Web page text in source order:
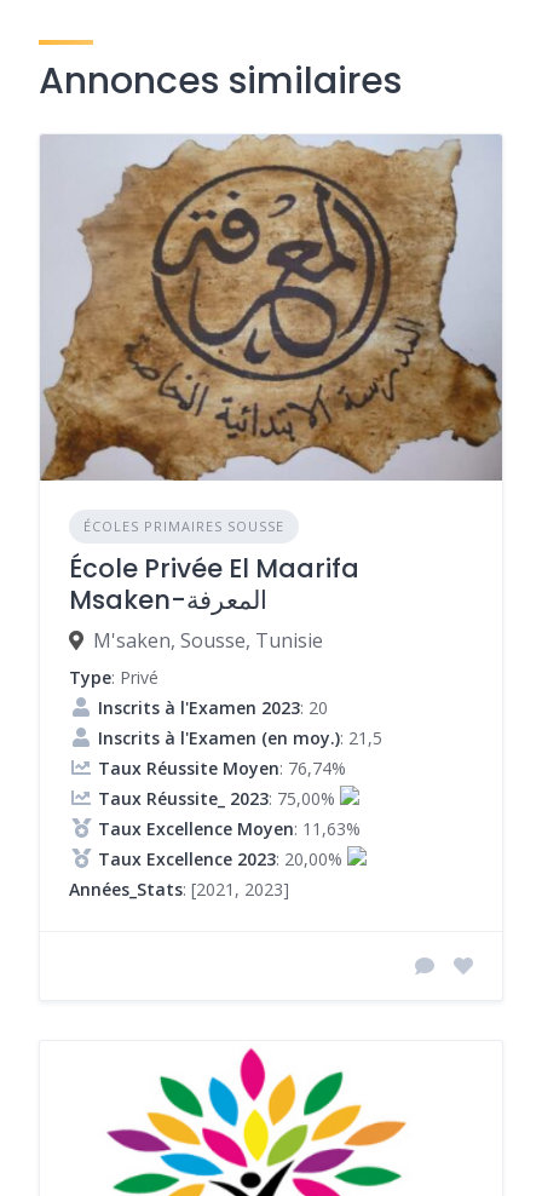
Annonces similaires
ÉCOLES PRIMAIRES SOUSSE
École Privée El Maarifa
Msaken-المعرفة
M'saken, Sousse, Tunisie
Type: Privé
Inscrits à l'Examen 2023: 20
Inscrits à l'Examen (en moy.): 21,5
Taux Réussite Moyen: 76,74%
Taux Réussite_ 2023: 75,00%
Taux Excellence Moyen: 11,63%
Taux Excellence 2023: 20,00%
Années_Stats: [2021, 2023]